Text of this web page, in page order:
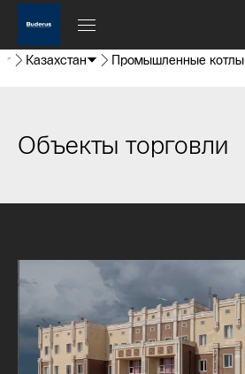
Казахстан Промышленные котлы
Объекты торговли